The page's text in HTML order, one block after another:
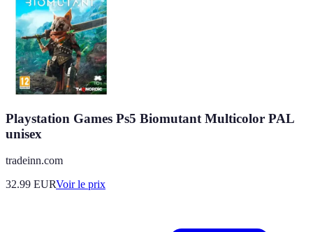
Playstation Games Ps5 Biomutant Multicolor PAL
unisex
tradeinn.com
32.99 EURVoir le prix